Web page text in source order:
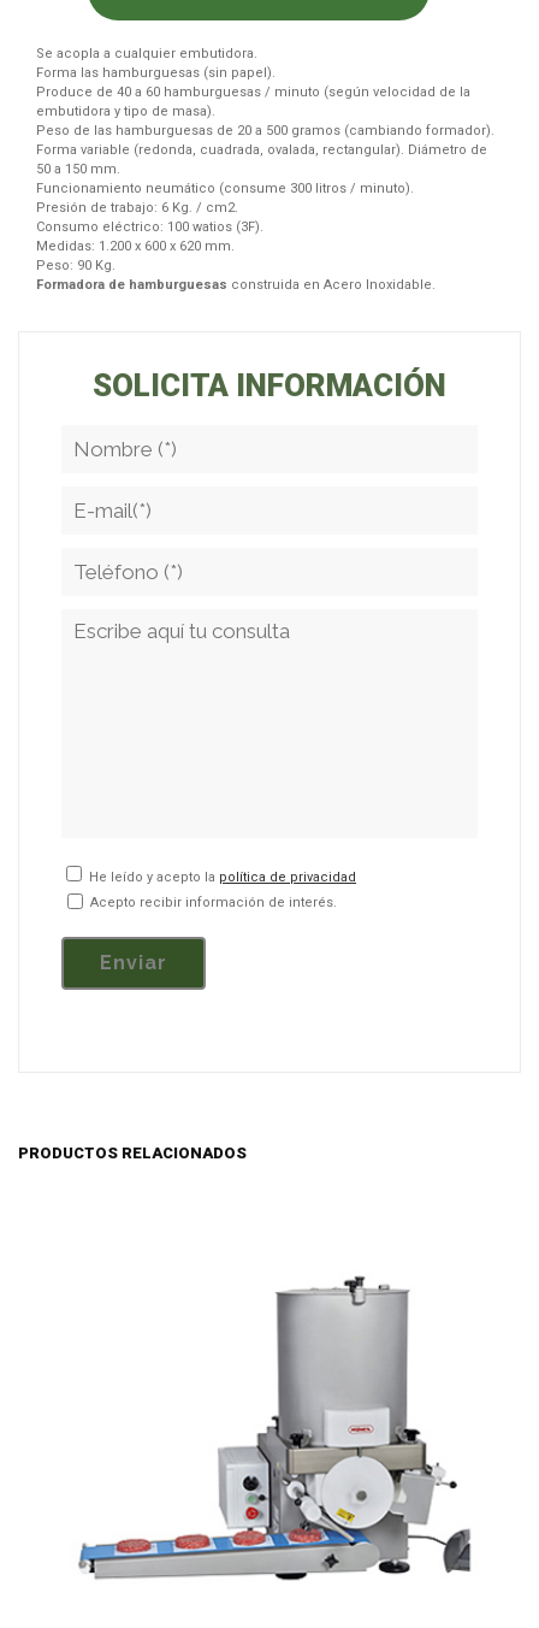
Se acopla a cualquier embutidora.
Forma las hamburguesas (sin papel).
Produce de 40 a 60 hamburguesas / minuto (según velocidad de la
embutidora y tipo de masa).
Peso de las hamburguesas de 20 a 500 gramos (cambiando formador).
Forma variable (redonda, cuadrada, ovalada, rectangular). Diámetro de
50 a 150 mm.
Funcionamiento neumático (consume 300 litros / minuto).
Presión de trabajo: 6 Kg. / cm2.
Consumo eléctrico: 100 watios (3F).
Medidas: 1.200 x 600 x 620 mm.
Peso: 90 Kg.
Formadora de hamburguesas construida en Acero Inoxidable.
SOLICITA INFORMACIÓN
He leído y acepto la política de privacidad
Acepto recibir información de interés.
PRODUCTOS RELACIONADOS